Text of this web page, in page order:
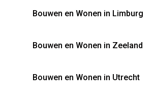
Bouwen en Wonen in Limburg
Bouwen en Wonen in Zeeland
Bouwen en Wonen in Utrecht